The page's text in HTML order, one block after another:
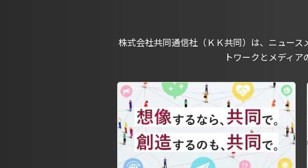
株式会社共同通信社（ＫＫ共同）は、ニュー
トワークとメディ